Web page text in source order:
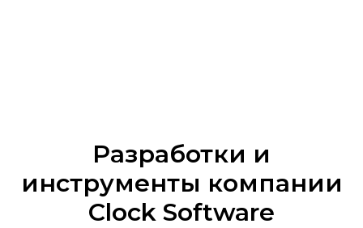
Разработки и
инструменты компании
Clock Software